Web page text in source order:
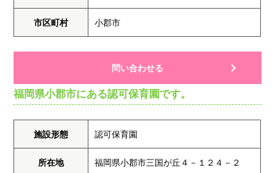
市区町村 小郡市
問い合わせる
福岡県小郡市にある認可保育園です。
施設形態 認可保育園
所在地 福岡県小郡市三国が丘４－１２４－２